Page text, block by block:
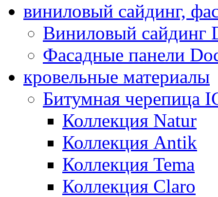
виниловый сайдинг,
Виниловый сайдинг
Фасадные панели
кровельные материалы
Битумная черепица
Коллекция Natur
Коллекция Antik
Коллекция Tema
Коллекция Claro